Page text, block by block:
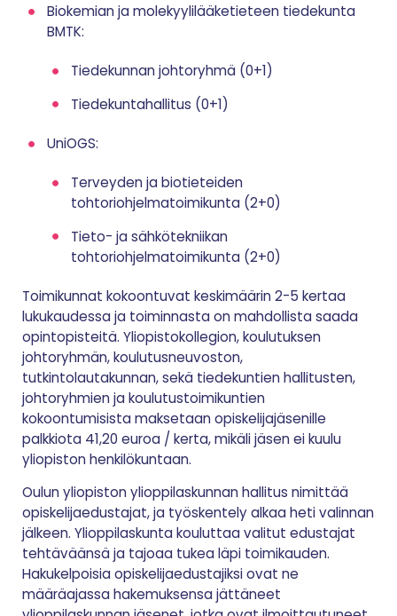
Biokemian ja molekyylilääketieteen tiedekunta
BMTK:
Tiedekunnan johtoryhmä (0+1)
Tiedekuntahallitus (0+1)
UniOGS:
Terveyden ja biotieteiden
tohtoriohjelmatoimikunta (2+0)
Tieto- ja sähkötekniikan
tohtoriohjelmatoimikunta (2+0)
Toimikunnat kokoontuvat keskimäärin 2-5 kertaa
lukukaudessa ja toiminnasta on mahdollista saada
opintopisteitä. Yliopistokollegion, koulutuksen
johtoryhmän, koulutusneuvoston,
tutkintolautakunnan, sekä tiedekuntien hallitusten,
johtoryhmien ja koulutustoimikuntien
kokoontumisista maksetaan opiskelijajäsenille
palkkiota 41,20 euroa / kerta, mikäli jäsen ei kuulu
yliopiston henkilökuntaan.
Oulun yliopiston ylioppilaskunnan hallitus nimittää
opiskelijaedustajat, ja työskentely alkaa heti valinnan
jälkeen. Ylioppilaskunta kouluttaa valitut edustajat
tehtäväänsä ja tajoaa tukea läpi toimikauden.
Hakukelpoisia opiskelijaedustajiksi ovat ne
määräajassa hakemuksensa jättäneet